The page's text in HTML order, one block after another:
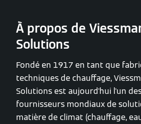
À propos de
Solutions
Fondé en 1917 en tant que
techniques de chauffage,
Solutions est aujourd'hui l'un
fournisseurs mondiaux de
matière de climat (chauffage,